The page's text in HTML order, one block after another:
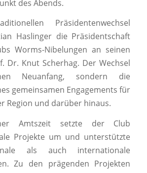
des Abends.
Präsidentenwechsel
Haslinger die Präsidentschaft
Worms-Nibelungen an seinen
Dr. Knut Scherhag. Der Wechsel
Neuanfang, sondern die
gemeinsamen Engagements für
Region und darüber hinaus.
Amtszeit setzte der Club
Projekte um und unterstützte
als auch internationale
Zu den prägenden Projekten